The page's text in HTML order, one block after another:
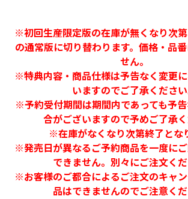
※初回生産限定版の在庫が無くなり次
の通常版に切り替わります。価格・品
せん。
※特典内容・商品仕様は予告なく変更
いますのでご了承ください
※予約受付期間は期間内であっても予
合がございますので予めご了承く
※在庫がなくなり次第終了とな
※発売日が異なるご予約商品を一度に
できません。別々にご注文くだ
※お客様のご都合によるご注文のキャ
品はできませんのでご注意くだ